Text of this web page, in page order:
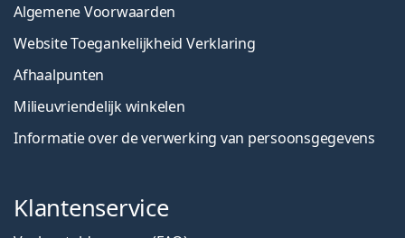
Algemene Voorwaarden
Website Toegankelijkheid Verklaring
Afhaalpunten
Milieuvriendelijk winkelen
Informatie over de verwerking van persoonsgegevens
Klantenservice